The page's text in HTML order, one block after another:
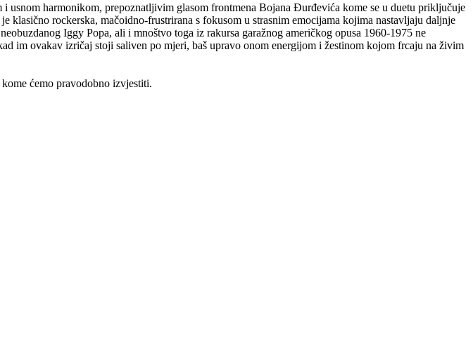
harmonikom, prepoznatljivim glasom frontmena Bojana Đurđevića kome se u duetu priključuje
rockerska, mačoidno-frustrirana s fokusom u strasnim emocijama kojima nastavljaju daljnje
Iggy Popa, ali i mnoštvo toga iz rakursa garažnog američkog opusa 1960-1975 ne
im ovakav izričaj stoji saliven po mjeri, baš upravo onom energijom i žestinom kojom frcaju na živim
ćemo pravodobno izvjestiti.